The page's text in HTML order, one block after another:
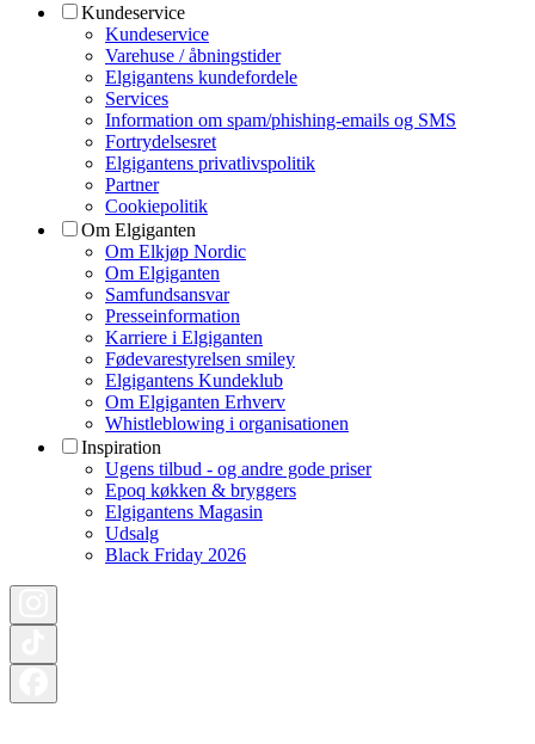
Kundeservice
Kundeservice
Varehuse / åbningstider
Elgigantens kundefordele
Services
Information om spam/phishing-emails og SMS
Fortrydelsesret
Elgigantens privatlivspolitik
Partner
Cookiepolitik
Om Elgiganten
Om Elkjøp Nordic
Om Elgiganten
Samfundsansvar
Presseinformation
Karriere i Elgiganten
Fødevarestyrelsen smiley
Elgigantens Kundeklub
Om Elgiganten Erhverv
Whistleblowing i organisationen
Inspiration
Ugens tilbud - og andre gode priser
Epoq køkken & bryggers
Elgigantens Magasin
Udsalg
Black Friday 2026